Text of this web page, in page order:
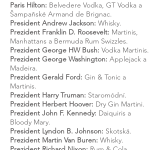
Paris Hilton: Belvedere Vodka, GT Vodka a
Šampaňské Armand de Brignac.
President Andrew Jackson: Whisky.
Prezident Franklin D. Roosevelt: Martinis,
Manhattans a Bermuda Rum Swizzles.
Prezident George HW Bush: Vodka Martinis.
Prezident George Washington: Applejack a
Madeira.
Prezident Gerald Ford: Gin & Tonic a
Martinis.
Prezident Harry Truman: Staromódní.
Prezident Herbert Hoover: Dry Gin Martini.
Prezident John F. Kennedy: Daiquiris a
Bloody Mary.
President Lyndon B. Johnson: Skotská.
Prezident Martin Van Buren: Whisky.